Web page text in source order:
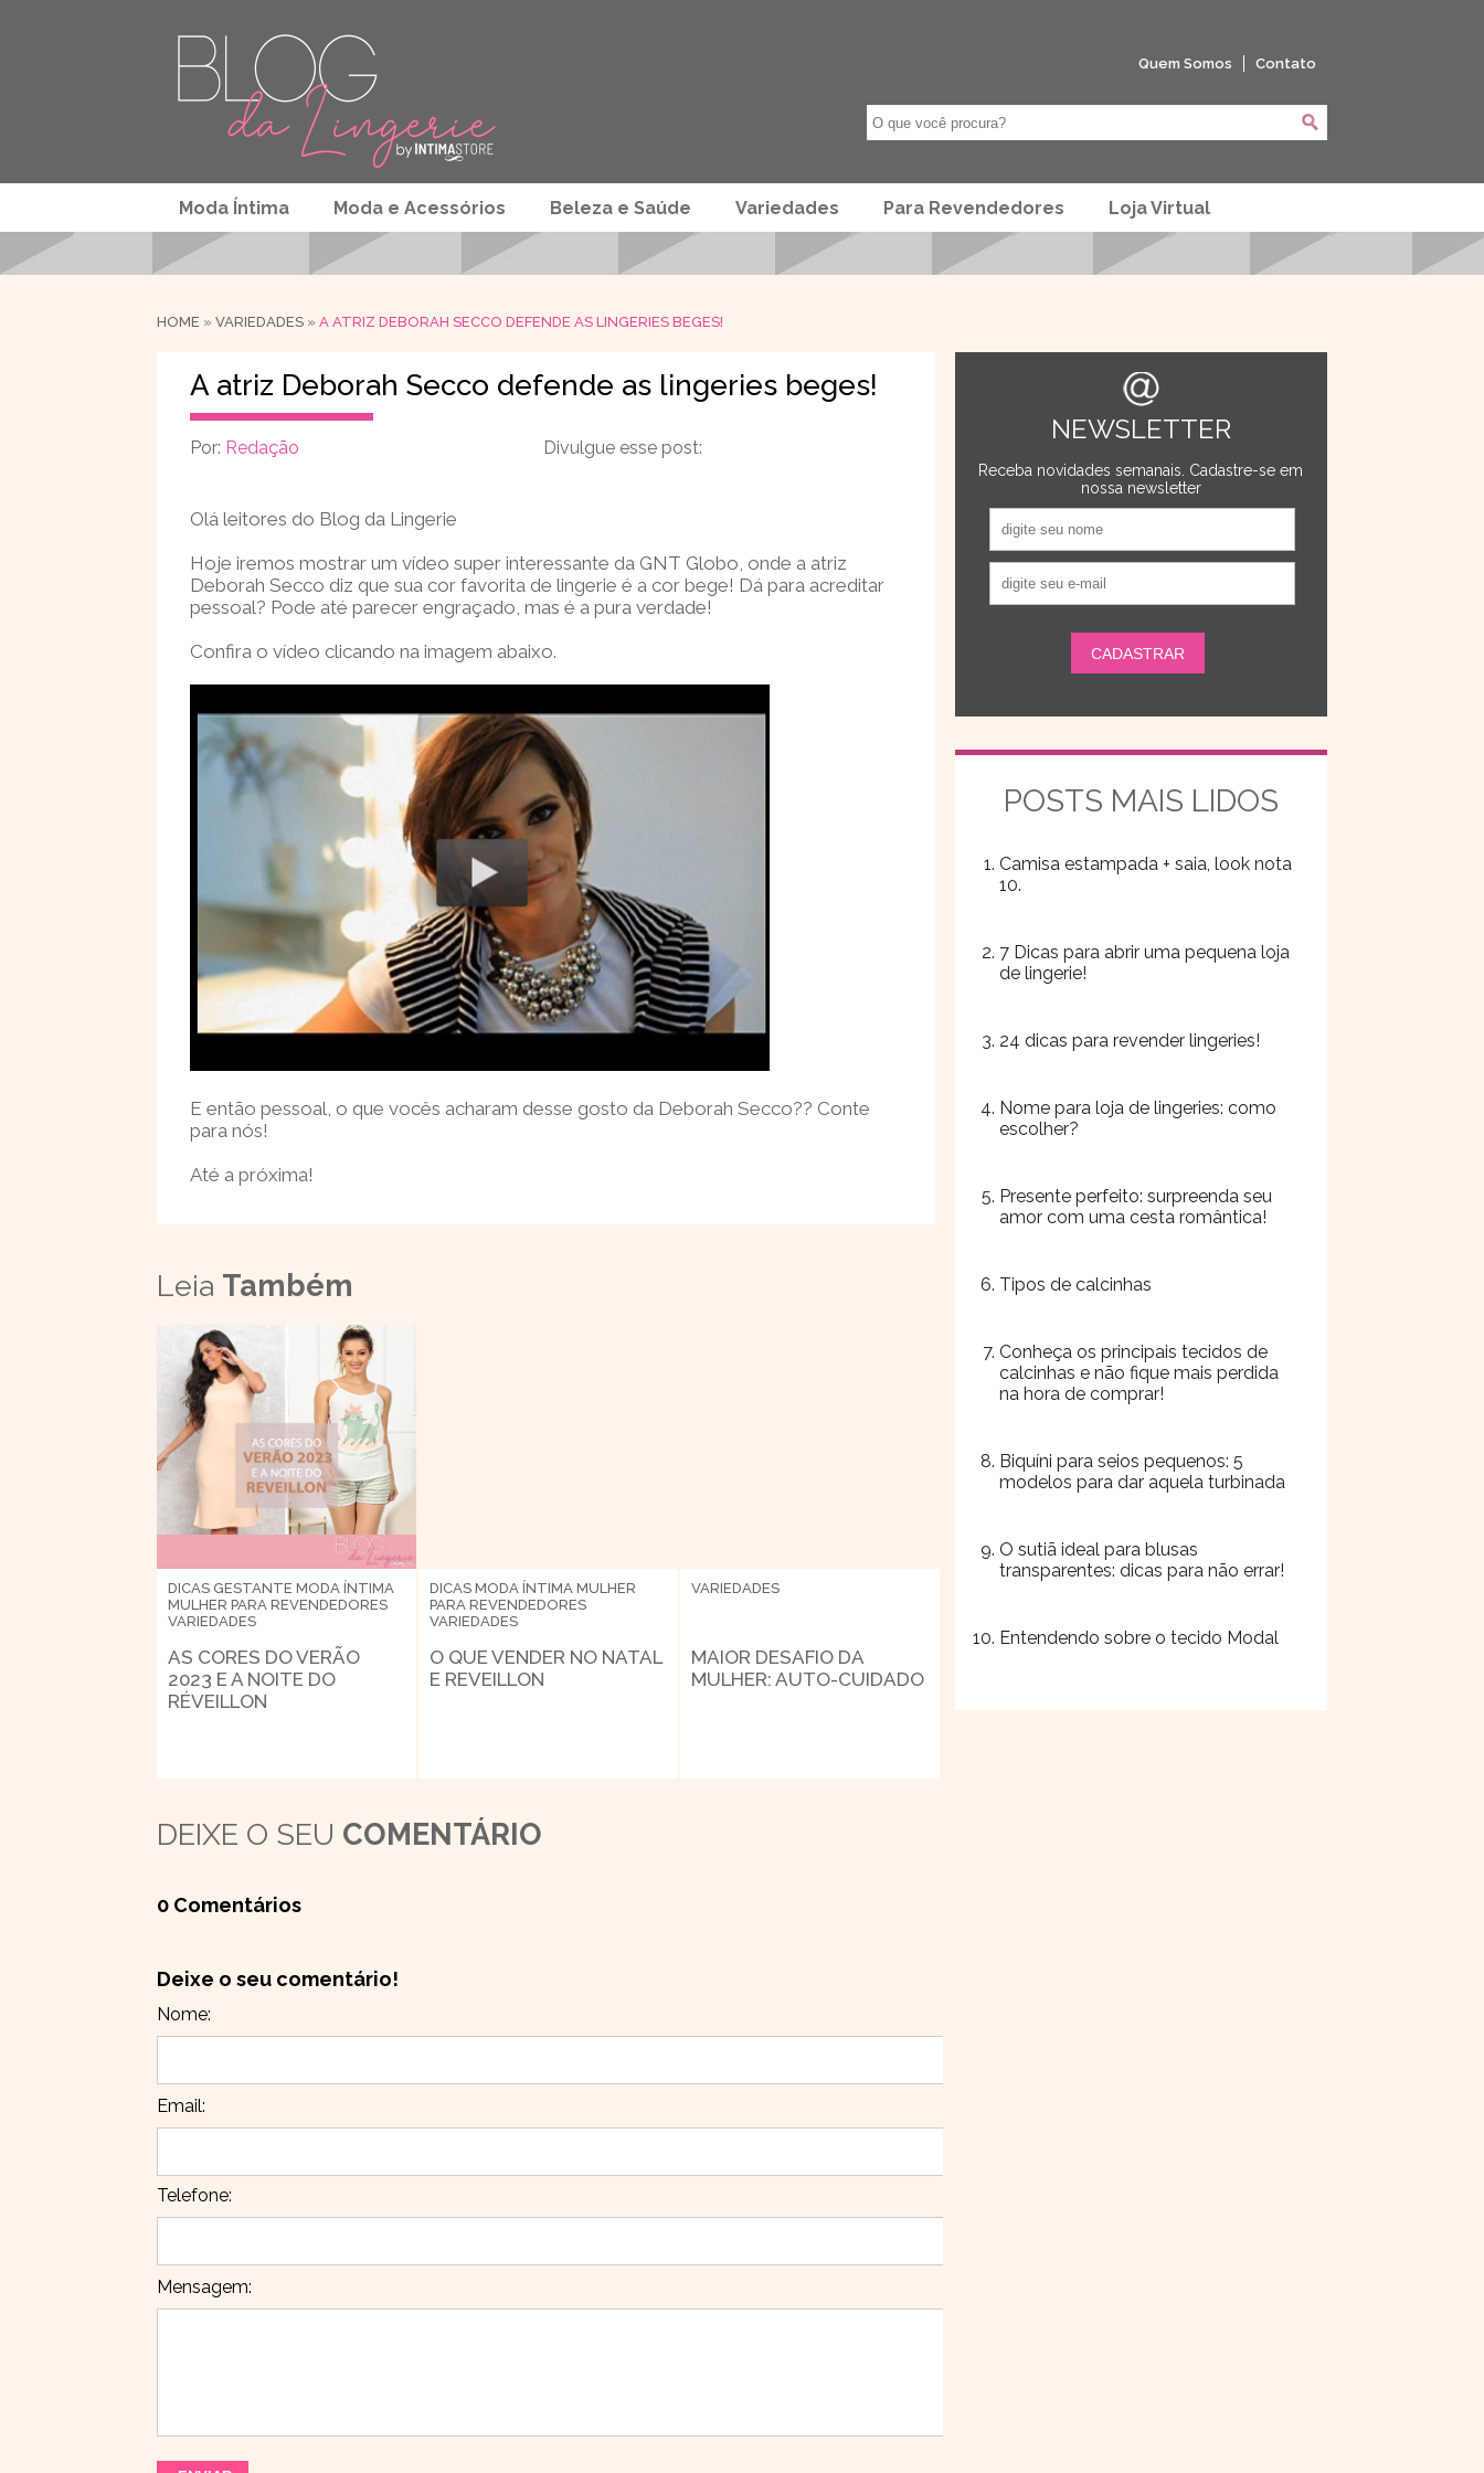
Quem Somos Contato
Moda Íntima Moda e Acessórios Beleza e Saúde Variedades Para Revendedores Loja Virtual
HOME » VARIEDADES » A ATRIZ DEBORAH SECCO DEFENDE AS LINGERIES BEGES!
A atriz Deborah Secco defende as lingeries beges!
Por: Redação Divulgue esse post:
Olá leitores do Blog da Lingerie
Hoje iremos mostrar um vídeo super interessante da GNT Globo, onde a atriz
Deborah Secco diz que sua cor favorita de lingerie é a cor bege! Dá para acreditar
pessoal? Pode até parecer engraçado, mas é a pura verdade!
Confira o vídeo clicando na imagem abaixo.
E então pessoal, o que vocês acharam desse gosto da Deborah Secco?? Conte
para nós!
Até a próxima!
Leia Também
DICAS GESTANTE MODA ÍNTIMA
MULHER PARA REVENDEDORES
VARIEDADES
AS CORES DO VERÃO
2023 E A NOITE DO
RÉVEILLON
DICAS MODA ÍNTIMA MULHER
PARA REVENDEDORES
VARIEDADES
O QUE VENDER NO NATAL
E REVEILLON
VARIEDADES
MAIOR DESAFIO DA
MULHER: AUTO-CUIDADO
DEIXE O SEU COMENTÁRIO
0 Comentários
Deixe o seu comentário!
Nome:
Email:
Telefone:
Mensagem:
NEWSLETTER
Receba novidades semanais. Cadastre-se em
nossa newsletter
POSTS MAIS LIDOS
Camisa estampada + saia, look nota
10.
7 Dicas para abrir uma pequena loja
de lingerie!
24 dicas para revender lingeries!
Nome para loja de lingeries: como
escolher?
Presente perfeito: surpreenda seu
amor com uma cesta romântica!
Tipos de calcinhas
Conheça os principais tecidos de
calcinhas e não fique mais perdida
na hora de comprar!
Biquíni para seios pequenos: 5
modelos para dar aquela turbinada
O sutiã ideal para blusas
transparentes: dicas para não errar!
Entendendo sobre o tecido Modal